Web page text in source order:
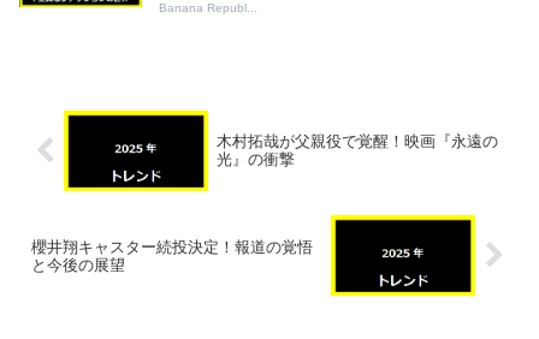
Banana Republ...
木村拓哉が父親役で覚醒！映画『永遠の
光』の衝撃
櫻井翔キャスター続投決定！報道の覚悟
と今後の展望